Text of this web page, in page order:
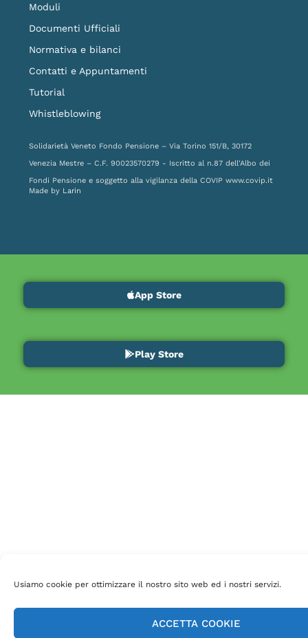
Usiamo cookie per ottimizzare il nostro sito web ed i nostri servizi.
ACCETTA COOKIE
Moduli
Documenti Ufficiali
Normativa e bilanci
Contatti e Appuntamenti
Tutorial
Whistleblowing
Solidarietà Veneto Fondo Pensione – Via Torino 151/B, 30172
Venezia Mestre – C.F. 90023570279 - Iscritto al n.87 dell'Albo dei
Fondi Pensione e soggetto alla vigilanza della COVIP www.covip.it
Made by Larin
App Store
Play Store